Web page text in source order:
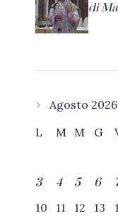
di
Agosto 2026
L
M M G
3
4 5 6
10
11 12 13